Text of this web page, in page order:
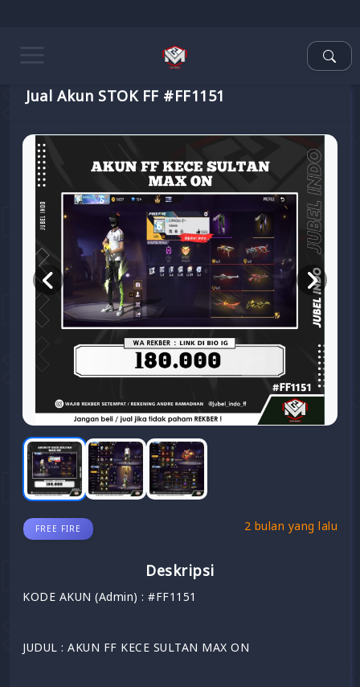
Jual Akun STOK FF #FF1151
FREE FIRE 2 bulan yang lalu
Deskripsi
KODE AKUN (Admin) : #FF1151
JUDUL : AKUN FF KECE SULTAN MAX ON